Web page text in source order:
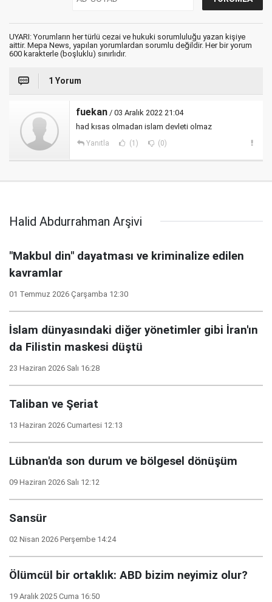
UYARI: Yorumların her türlü cezai ve hukuki sorumluluğu yazan kişiye
aittir. Mepa News, yapılan yorumlardan sorumlu değildir. Her bir yorum
600 karakterle (boşluklu) sınırlıdır.
1 Yorum
fuekan / 03 Aralık 2022 21:04
had kısas olmadan islam devleti olmaz
Yanıtla (1) (0)
Halid Abdurrahman Arşivi
"Makbul din" dayatması ve kriminalize edilen
kavramlar
01 Temmuz 2026 Çarşamba 12:30
İslam dünyasındaki diğer yönetimler gibi İran'ın
da Filistin maskesi düştü
23 Haziran 2026 Salı 16:28
Taliban ve Şeriat
13 Haziran 2026 Cumartesi 12:13
Lübnan'da son durum ve bölgesel dönüşüm
09 Haziran 2026 Salı 12:12
Sansür
02 Nisan 2026 Perşembe 14:24
Ölümcül bir ortaklık: ABD bizim neyimiz olur?
19 Aralık 2025 Cuma 16:50